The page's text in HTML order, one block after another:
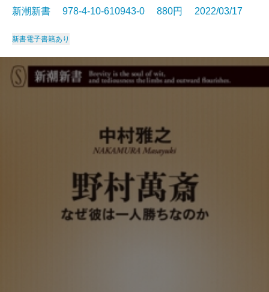
新潮新書 978-4-10-610943-0 880円 2022/03/17
新書電子書籍あり